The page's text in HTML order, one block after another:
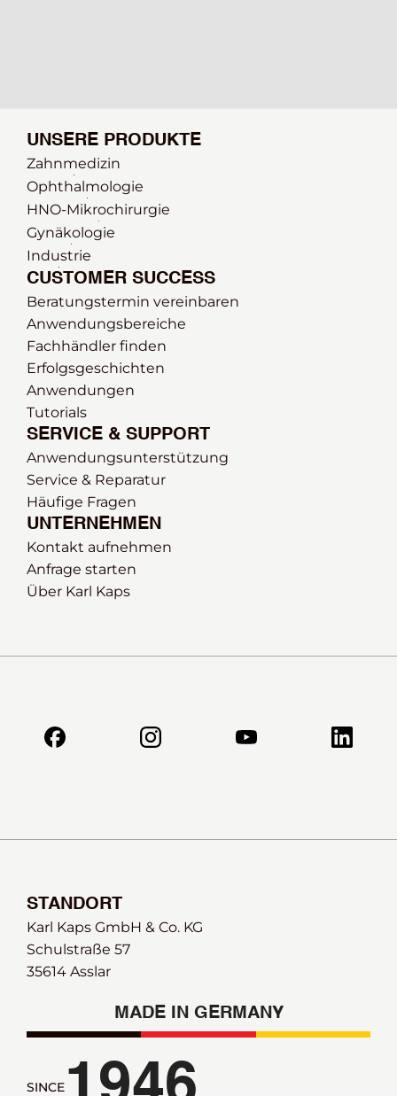
UNSERE PRODUKTE
Zahnmedizin
Ophthalmologie
HNO-Mikrochirurgie
Gynäkologie
Industrie
SERVICE & SUPPORT
Service & Reparatur
Anwendungsunterstützung
Häufige Fragen
CUSTOMER SUCCESS
Beratungstermin vereinbaren
Anwendungsbereiche
Fachhändler finden
Erfolgsgeschichten
Anwendungen
Tutorials
UNTERNEHMEN
Anfrage starten
Über Karl Kaps
Kontakt aufnehmen
STANDORT
Karl Kaps GmbH & Co. KG
Schulstraße 57
35614 Asslar
MADE IN GERMANY
SINCE